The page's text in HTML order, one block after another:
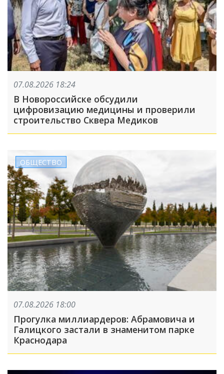
07.08.2026 18:24
В Новороссийске обсудили
цифровизацию медицины и проверили
строительство Сквера Медиков
ОБЩЕСТВО
07.08.2026 18:00
Прогулка миллиардеров: Абрамовича и
Галицкого застали в знаменитом парке
Краснодара